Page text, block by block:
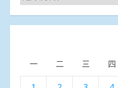
聞
分
一 二 三 四